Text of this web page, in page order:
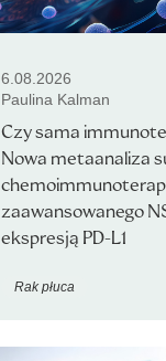
6.08.2026
Paulina Kalman
Czy sama
Nowa metaanaliza
zaawansowanego
ekspresją PD-L1
Rak płuca